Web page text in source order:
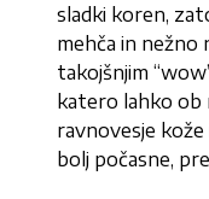
sladki koren,
mehča in nežno
takojšnjim
katero lahko ob
ravnovesje
bolj počasne,